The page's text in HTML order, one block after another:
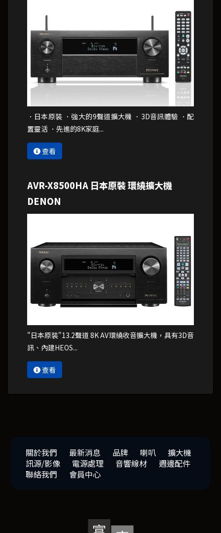
．日本原裝 ．強大的9聲道擴大機 ．3D音訊體驗 ．配
置靈活 ．先進的8K家庭...
查看
"日本原裝"13.2聲道 8K AV環繞收音擴大機，具有3D音
訊、內建HEOS...
查看
AVR-X8500HA 日本原裝 環繞擴大機
DENON
關於我們 最新消息 品牌 喇叭
擴大機
訊源/影像
電源處理 音響線材
週邊配件
聯絡我們
會員中心